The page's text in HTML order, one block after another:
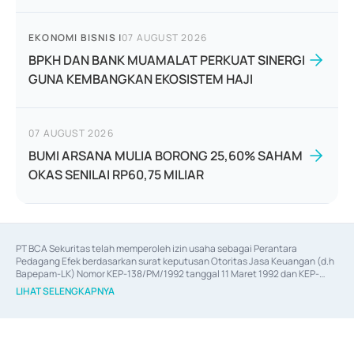
EKONOMI BISNIS |07 AUGUST 2026
BPKH DAN BANK MUAMALAT PERKUAT SINERGI
GUNA KEMBANGKAN EKOSISTEM HAJI
07 AUGUST 2026
BUMI ARSANA MULIA BORONG 25,60% SAHAM
OKAS SENILAI RP60,75 MILIAR
PT BCA Sekuritas telah memperoleh izin usaha sebagai Perantara
Pedagang Efek berdasarkan surat keputusan Otoritas Jasa Keuangan (d.h
Bapepam-LK) Nomor KEP-138/PM/1992 tanggal 11 Maret 1992 dan KEP-
06/D.04/2014 tanggal 28 Februari 2014, izin usaha sebagai Penjamin Emisi
Efek berdasarkan surat keputusan Otoritas Jasa Keuangan Nomor KEP-
LIHAT SELENGKAPNYA